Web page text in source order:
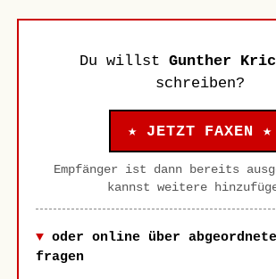
Du willst Gunther
schreiben?
★ JETZT FAXEN ★
Empfänger ist dann bereits
kannst weitere
oder online über
fragen